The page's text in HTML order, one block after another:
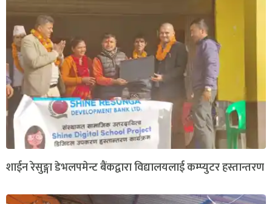
शाईन रेसुङ्गा डेभलपमेन्ट बैंकद्वारा विद्यालयलाई कम्प्युटर हस्तान्तरण